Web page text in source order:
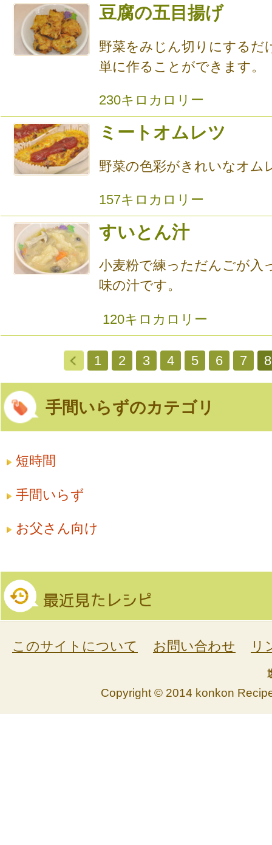
豆腐の五目揚げ
野菜をみじん切りにするだ
単に作ることができます。
230キロカロリー
ミートオムレツ
野菜の色彩がきれいなオム
157キロカロリー
すいとん汁
小麦粉で練っただんごが入
味の汁です。
120キロカロリー
1 2 3 4 5 6 7 8
手間いらずのカテゴリ
短時間
手間いらず
お父さん向け
このサイトについて お問い合わせ リ
Copyright © 2014 konkon